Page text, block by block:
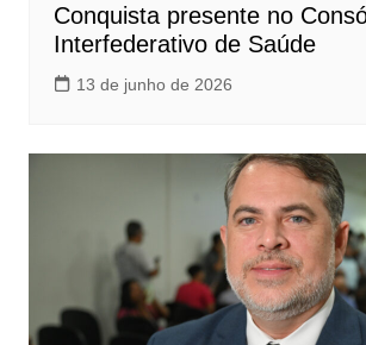
Conquista presente no
Interfederativo de Saúde
13 de junho de 2026